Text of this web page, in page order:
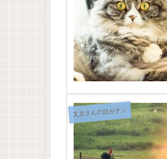
叉京さんの目がテン